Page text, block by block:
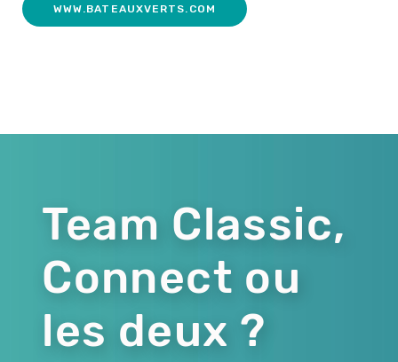
WWW.BATEAUXVERTS.COM
Team Classic,
Connect ou
les deux ?